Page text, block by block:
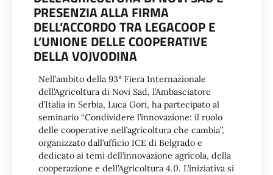
PRESENZIA ALLA FIRMA
DELL’ACCORDO TRA LEGACOOP E
L’UNIONE DELLE COOPERATIVE
DELLA VOJVODINA
Nell’ambito della 93ª Fiera Internazionale
dell’Agricoltura di Novi Sad, l’Ambasciatore
d’Italia in Serbia, Luca Gori, ha partecipato al
seminario “Condividere l’innovazione: il ruolo
delle cooperative nell’agricoltura che cambia”,
organizzato dall’ufficio ICE di Belgrado e
dedicato ai temi dell’innovazione agricola, della
cooperazione e dell’Agricoltura 4.0. L’iniziativa si